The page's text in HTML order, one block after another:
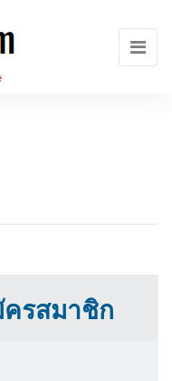
รสมาชิก